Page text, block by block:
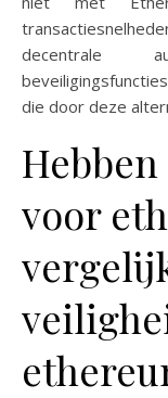
decentrale
die door deze
voor